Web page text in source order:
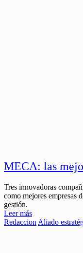
MECA: las
Tres innovadoras
como mejores empresas
gestión.
Leer más
Redaccion Aliado